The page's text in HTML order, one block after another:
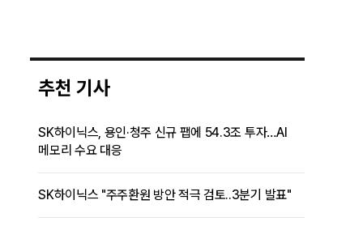
추천 기사
SK하이닉스, 용인·청주 신규 팹에 54.3조 투자…AI
메모리 수요 대응
SK하이닉스 "주주환원 방안 적극 검토..3분기 발표"